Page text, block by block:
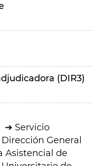
(DIR3)
Servicio
Dirección General
Asistencial de